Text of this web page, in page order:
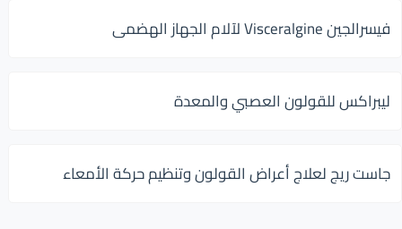
فيسرالجين Visceralgine لآلام الجهاز الهضمى
ليبراكس للقولون العصبي والمعدة
جاست ريج لعلاج أعراض القولون وتنظيم حركة الأمعاء